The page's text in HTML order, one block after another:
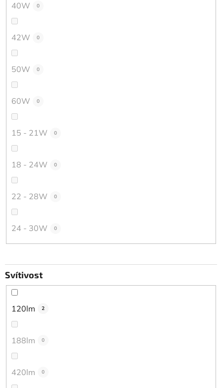
40W 0
42W 0
50W 0
60W 0
15 - 21W 0
18 - 24W 0
22 - 28W 0
24 - 30W 0
Svítivost
120lm 2
188lm 0
420lm 0